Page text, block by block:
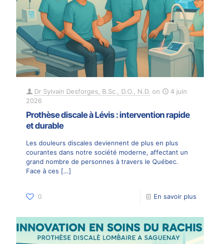
Dr Sylvain Desforges, B.Sc., D.O., N.D. on
4 juin
2026
Prothèse discale à Lévis : intervention rapide
et durable
Les douleurs discales deviennent de plus en plus
courantes dans notre société moderne, affectant un
grand nombre de personnes à travers le Québec.
Face à ces […]
0 En savoir plus